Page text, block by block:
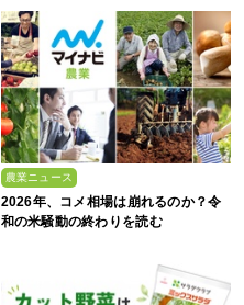
農業ニュース
2026年、コメ相場は崩れるのか？令
和の米騒動の終わりを読む